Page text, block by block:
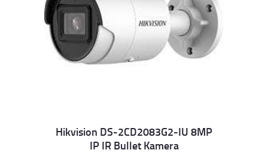
Details
Hikvision DS-2CD2083G2-IU 8MP
IP IR Bullet Kamera